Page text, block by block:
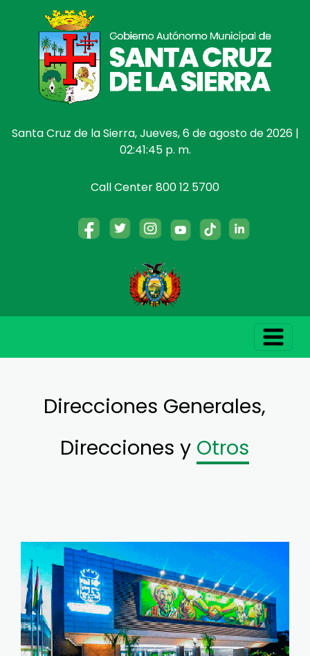
Santa Cruz de la Sierra, Jueves, 6 de agosto de 2026 |
02:41:46 p. m.
Call Center 800 12 5700
Direcciones Generales,
Direcciones y Otros